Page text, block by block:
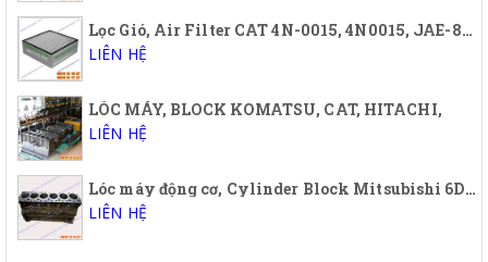
Lọc Gió, Air Filter CAT 4N-0015, 4N0015, JAE-88187. JAE88187
LIÊN HỆ
LÓC MÁY, BLOCK KOMATSU, CAT, HITACHI,
LIÊN HỆ
Lóc máy động cơ, Cylinder Block Mitsubishi 6DB1T, 6D31, 6D31T, 6D34, 6D34T, 6D14T, 6D15T, 6D16T
LIÊN HỆ